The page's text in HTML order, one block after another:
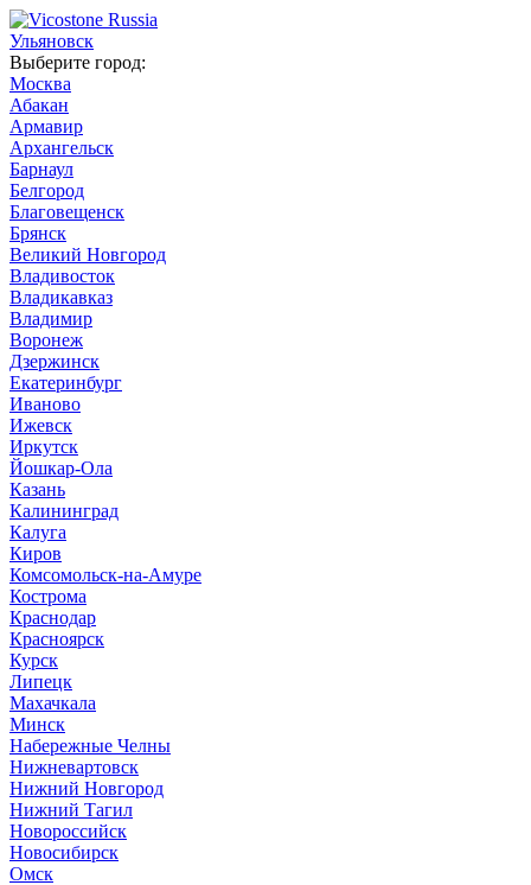
Ульяновск
Выберите город:
Москва
Абакан
Армавир
Архангельск
Барнаул
Белгород
Благовещенск
Брянск
Великий Новгород
Владивосток
Владикавказ
Владимир
Воронеж
Дзержинск
Екатеринбург
Иваново
Ижевск
Иркутск
Йошкар-Ола
Казань
Калининград
Калуга
Киров
Комсомольск-на-Амуре
Кострома
Краснодар
Красноярск
Курск
Липецк
Махачкала
Минск
Набережные Челны
Нижневартовск
Нижний Новгород
Нижний Тагил
Новороссийск
Новосибирск
Омск